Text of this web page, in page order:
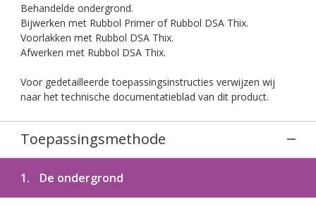
Behandelde ondergrond.
Bijwerken met Rubbol Primer of Rubbol DSA Thix.
Voorlakken met Rubbol DSA Thix.
Afwerken met Rubbol DSA Thix.
Voor gedetailleerde toepassingsinstructies verwijzen wij
naar het technische documentatieblad van dit product.
Toepassingsmethode
1. De ondergrond